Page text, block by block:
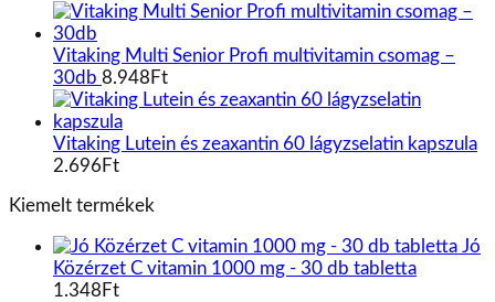
Vitaking Multi Senior Profi multivitamin csomag –
30db 8.948 Ft
Vitaking Lutein és zeaxantin 60 lágyzselatin kapszula
2.696 Ft
Kiemelt termékek
Jó
Közérzet C vitamin 1000 mg - 30 db tabletta
1.348 Ft